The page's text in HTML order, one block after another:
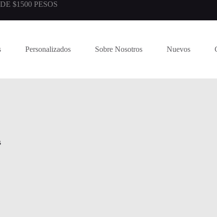
$1500 PESOS
Personalizados Sobre Nosotros Nuevos